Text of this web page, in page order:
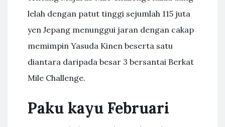
lelah dengan patut tinggi sejumlah 115 juta
yen Jepang menunggui jaran dengan cakap
memimpin Yasuda Kinen beserta satu
diantara daripada besar 3 bersantai Berkat
Mile Challenge.
Paku kayu Februari